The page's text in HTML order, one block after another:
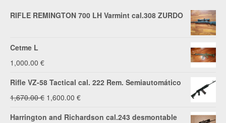
RIFLE REMINGTON 700 LH Varmint cal.308 ZURDO
Cetme L
1,000.00 €
Rifle VZ-58 Tactical cal. 222 Rem. Semiautomático
1,670.00€ El
precio
1,600.00 €El
precio
Harrington and Richardson cal.243 desmontable